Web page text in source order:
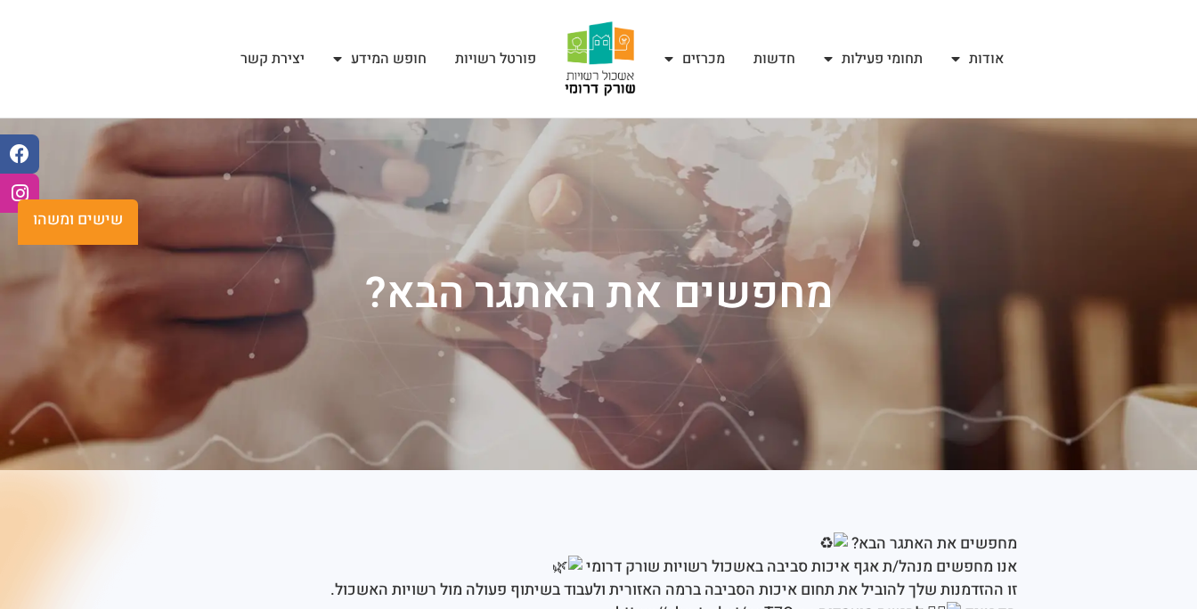
אודות תחומי פעילות חדשות מכרזים פורטל רשויות חופש המידע יצירת קשר
שישים ומשהו
מחפשים את האתגר הבא?
מחפשים את האתגר הבא?
אנו מחפשים מנהל/ת אגף איכות סביבה באשכול רשויות שורק דרומי
זו ההזדמנות שלך להוביל את תחום איכות הסביבה ברמה האזורית ולעבוד בשיתוף פעולה מול רשויות האשכול.